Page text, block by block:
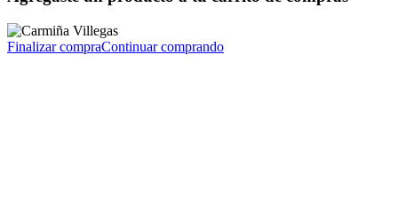
Finalizar compraContinuar comprando